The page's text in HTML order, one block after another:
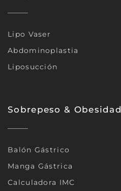
Lipo Vaser
Abdominoplastia
Liposucción
Sobrepeso & Obesidad
Balón Gástrico
Manga Gástrica
Calculadora IMC